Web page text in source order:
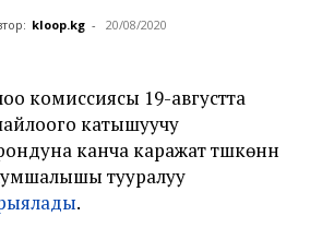
kloop.kg - 20/08/2020
комиссиясы 19-августта
катышуучу
канча каражат түшкөнүн
тууралуу
.